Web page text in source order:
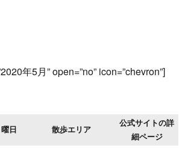
年5月” open=”no” icon=”chevron”]
曜日 散歩エリア
公式サイトの詳
細ページ